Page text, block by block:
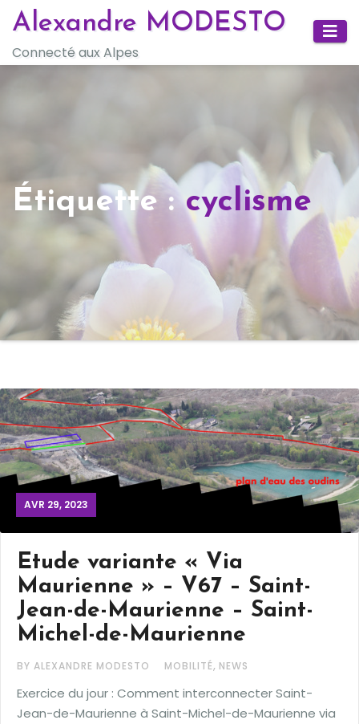
Skip
content
Alexandre MODESTO
Connecté aux Alpes
Étiquette :cyclisme
AVR 29, 2023
Etude variante « Via
Maurienne » – V67 – Saint-
Jean-de-Maurienne – Saint-
Michel-de-Maurienne
BY ALEXANDRE MODESTO MOBILITÉ, NEWS
Exercice du jour : Comment interconnecter Saint-
Jean-de-Maurienne à Saint-Michel-de-Maurienne via